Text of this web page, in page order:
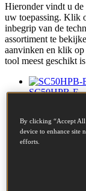
Hieronder vindt u de
uw toepassing. Klik
inbegrip van de
assortiment te
aanvinken en klik op
tool meest geschikt
SC50HPB-E
Kroon:
By clicking “Accept
device to enhance site
efforts.